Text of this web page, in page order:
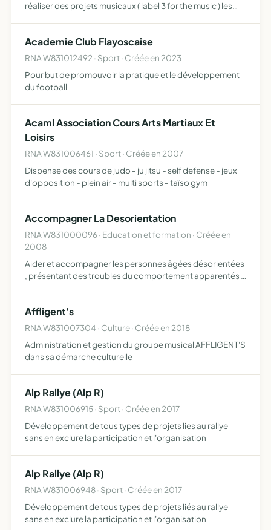
réaliser des projets musicaux ( label 3 for the music ) les
Academie Club Flayoscaise
RNA W831012492 · Sport · Créée en 2023
Pour but de promouvoir la pratique et le développement
du football
Acaml Association Cours Arts Martiaux Et
Loisirs
RNA W831006461 · Sport · Créée en 2007
Dispense des cours de judo - ju jitsu - self defense - jeux
d'opposition - plein air - multi sports - taïso gym
Accompagner La Desorientation
RNA W831000096 · Education et formation · Créée en
2008
Aider et accompagner les personnes âgées désorientées
, présentant des troubles du comportement apparentés à
pe…
Affligent's
RNA W831007304 · Culture · Créée en 2018
Administration et gestion du groupe musical AFFLIGENT'S
dans sa démarche culturelle
Alp Rallye (Alp R)
RNA W831006915 · Sport · Créée en 2017
Développement de tous types de projets lies au rallye
sans en exclure la participation et l'organisation
Alp Rallye (Alp R)
RNA W831006948 · Sport · Créée en 2017
Développement de tous types de projets liés au rallye
sans en exclure la participation et l'organisation